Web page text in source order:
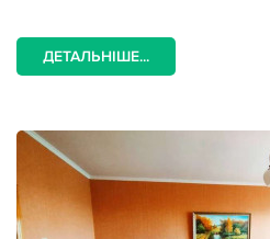
ДЕТАЛЬНІШЕ...